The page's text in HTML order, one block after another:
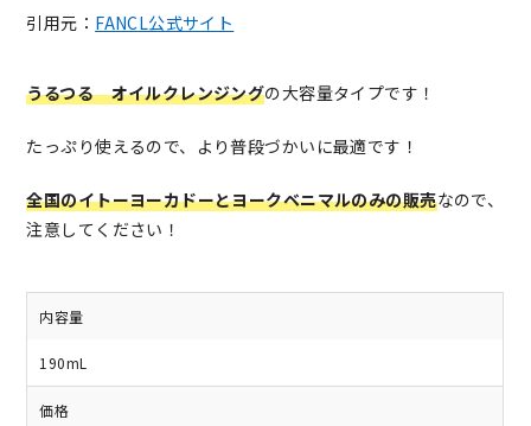
引用元： FANCL公式サイト
うるつる オイルクレンジングの大容量タイプです！
たっぷり使えるので、より普段づかいに最適です！
全国のイトーヨーカドーとヨークベニマルのみの販売なので、
注意してください！
内容量
190mL
価格